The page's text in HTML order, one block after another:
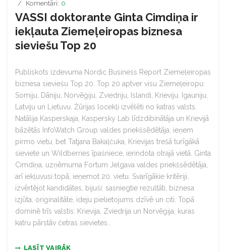
Komentāri: 0
VASSI doktorante Ginta Cimdiņa ir
iekļauta Ziemeļeiropas biznesa
sieviešu Top 20
Publiskots izdevuma Nordic Business Report Ziemeļeiropas
biznesa sieviešu Top 20. Top 20 aptver visu Ziemeļeiropu:
Somiju, Dāniju, Norvēģiju, Zviedriju, Islandi, Krieviju, Igauniju,
Latviju un Lietuvu. Žūrijas locekļi izvēlēti no katras valsts.
Natālija Kasperskaja, Kaspersky Lab līdzdibinātāja un Krievijā
bāzētās InfoWatch Group valdes priekšsēdētāja, ieņem
pirmo vietu, bet Tatjana Bakaļčuka, Krievijas trešā turīgākā
sieviete un Wildberries īpašniece, ierindota otrajā vietā. Ginta
Cimdiņa, uzņēmuma Fortum Jelgava valdes priekšsēdētāja,
arī iekļuvusi topā, ieņemot 20. vietu. Svarīgākie kritēriji,
izvērtējot kandidātes, bijuši: sasniegtie rezultāti, biznesa
izjūta, oriģinalitāte, ideju pielietojums dzīvē un citi. Topā
dominē trīs valstis: Krievija, Zviedrija un Norvēģija, kuras
katru pārstāv četras sievietes..
LASĪT VAIRĀK